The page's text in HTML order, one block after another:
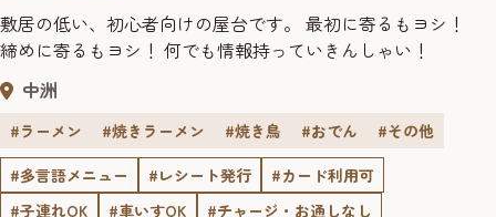
敷居の低い、初心者向けの屋台です。 最初に寄るもヨシ！
締めに寄るもヨシ！ 何でも情報持っていきんしゃい！
中洲
#ラーメン #焼きラーメン #焼き鳥 #おでん
#その他
#多言語メニュー
#レシート発行
#カード利用可
#子連れOK
#車いすOK #チャージ・お通しなし